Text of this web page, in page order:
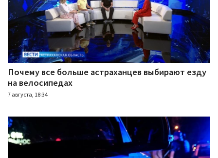
Почему все больше астраханцев выбирают езду
на велосипедах
7 августа, 18:34